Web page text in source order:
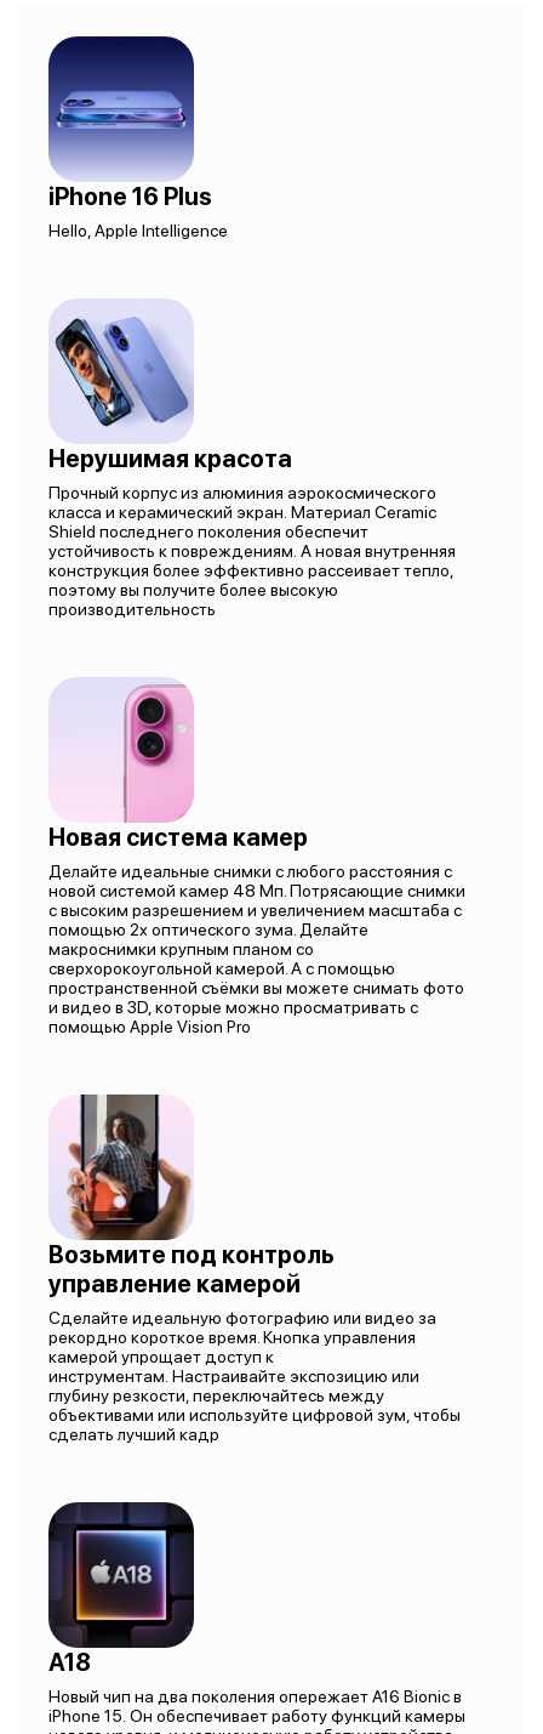
iPhone 16 Plus
Hello, Apple Intelligence
Нерушимая красота
Прочный корпус из алюминия аэрокосмического
класса и керамический экран. Материал Ceramic
Shield последнего поколения обеспечит
устойчивость к повреждениям. А новая внутренняя
конструкция более эффективно рассеивает тепло,
поэтому вы получите более высокую
производительность
Новая система камер
Делайте идеальные снимки с любого расстояния с
новой системой камер 48 Мп. Потрясающие снимки
с высоким разрешением и увеличением масштаба с
помощью 2х оптического зума. Делайте
макроснимки крупным планом со
сверхорокоугольной камерой. А с помощью
пространственной съёмки вы можете снимать фото
и видео в 3D, которые можно просматривать с
помощью Apple Vision Pro
Возьмите под контроль
управление камерой
Сделайте идеальную фотографию или видео за
рекордно короткое время. Кнопка управления
камерой упрощает доступ к
инструментам. Настраивайте экспозицию или
глубину резкости, переключайтесь между
объективами или используйте цифровой зум, чтобы
сделать лучший кадр
A18
Новый чип на два поколения опережает A16 Bionic в
iPhone 15. Он обеспечивает работу функций камеры